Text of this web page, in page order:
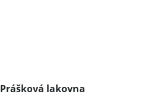
Prášková lakovna